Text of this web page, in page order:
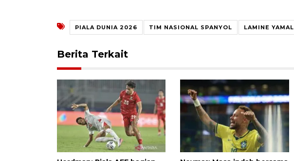
PIALA DUNIA 2026 TIM NASIONAL SPANYOL LAMINE YAMAL
Berita Terkait